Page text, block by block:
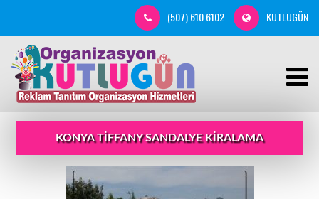
(507) 610 6102 KUTLUGÜN
KONYA TIFFANY SANDALYE KIRALAMA